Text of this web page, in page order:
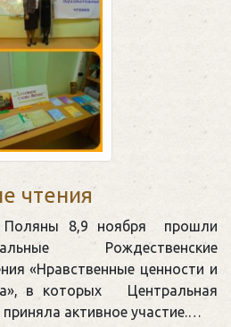
чтения
Поляны 8,9 ноября прошли
Рождественские
«Нравственные ценности и
в которых Центральная
активное участие.…